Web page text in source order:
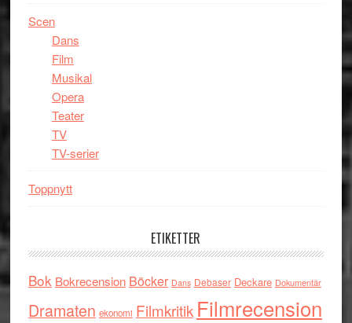
Scen
Dans
Film
Musikal
Opera
Teater
TV
TV-serier
Toppnytt
ETIKETTER
Bok Bokrecension Böcker Dans Debaser Deckare Dokumentär
Dramaten ekonomi Filmkritik Filmrecension